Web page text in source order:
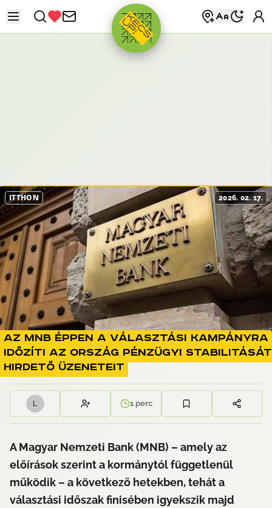
HIRDETÉS
ITTHON 2026. 02. 17.
Az MNB éppen a választási kampányra
időzíti az ország pénzügyi stabilitását
hirdető üzeneteit
L 1perc
A Magyar Nemzeti Bank (MNB) – amely az
előírások szerint a kormánytól függetlenül
működik – a következő hetekben, tehát a
választási időszak finisében igyekszik majd